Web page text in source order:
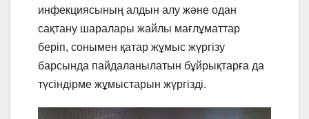
инфекциясының алдын алу және одан
сақтану шаралары жайлы мағлұматтар
беріп, сонымен қатар жұмыс жүргізу
барсында пайдаланылатын бұйрықтарға да
түсіндірме жұмыстарын жүргізді.